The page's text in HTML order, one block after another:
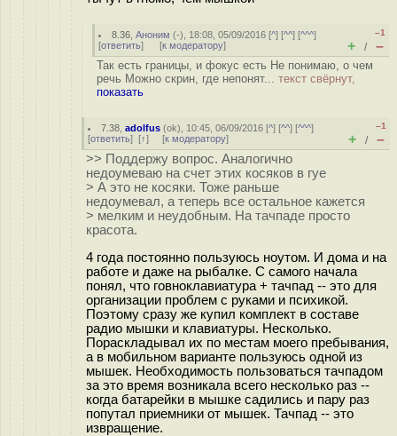
8.36 ,Аноним (-), 18:08, 05/09/2016 [^] [^^] [^^^]
[ответить] [к модератору]
–1
+ / –
Так есть границы, и фокус есть Не понимаю, о чем
речь Можно скрин, где непонят... текст свёрнут,
показать
7.38 ,adolfus (ok), 10:45, 06/09/2016 [^] [^^] [^^^]
[ответить] [↑] [к модератору]
–1
+ / –
>> Поддержу вопрос. Аналогично
недоумеваю на счет этих косяков в гуе
> А это не косяки. Тоже раньше
недоумевал, а теперь все остальное кажется
> мелким и неудобным. На тачпаде просто
красота.
4 года постоянно пользуюсь ноутом. И дома и на
работе и даже на рыбалке. С самого начала
понял, что говноклавиатура + тачпад -- это для
организации проблем с руками и психикой.
Поэтому сразу же купил комплект в составе
радио мышки и клавиатуры. Несколько.
Пораскладывал их по местам моего пребывания,
а в мобильном варианте пользуюсь одной из
мышек. Необходимость пользоваться тачпадом
за это время возникала всего несколько раз --
когда батарейки в мышке садились и пару раз
попутал приемники от мышек. Тачпад -- это
извращение.